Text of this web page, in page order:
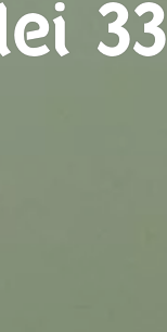
33